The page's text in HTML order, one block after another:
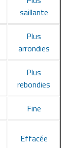
saillante
Plus
arrondies
Plus
rebondies
Fine
Effacée